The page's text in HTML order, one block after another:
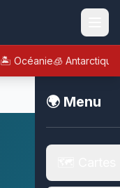
🏝️ Océanie🧊 Antarctique
🌍 Menu